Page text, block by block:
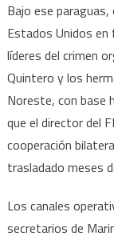
Bajo ese
Estados Unidos
líderes del crimen
Quintero y los
Noreste, con base
que el director del
cooperación
trasladado meses
Los canales
secretarios de